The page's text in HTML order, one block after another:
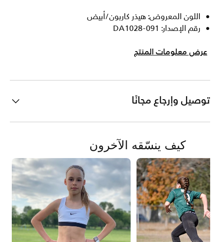
اللون المعروض: هيذر كاربون/أبيض
رقم الإصدار: DA1028-091
عرض معلومات المنتج
توصيل وإرجاع مجانًا